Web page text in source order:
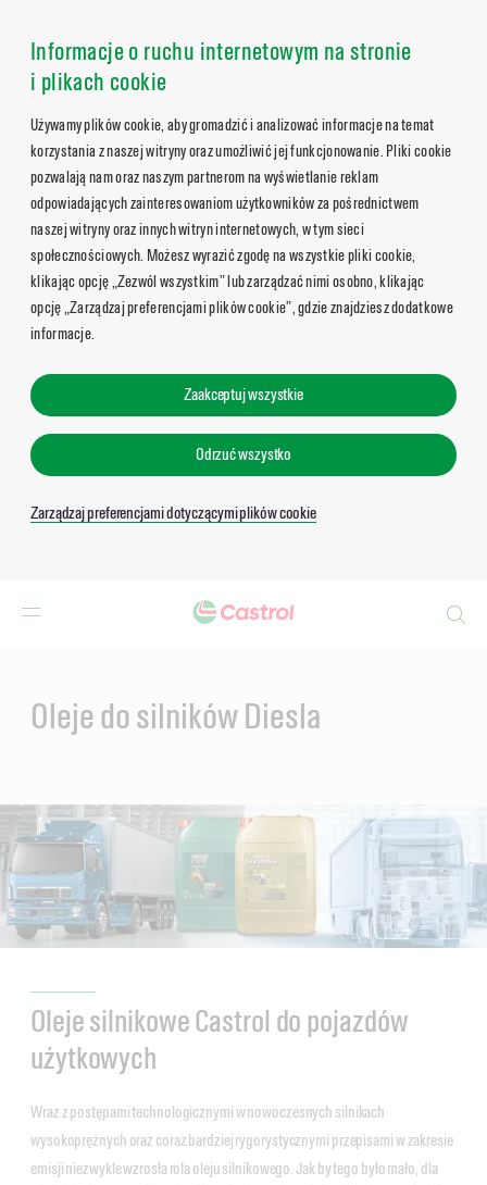
Informacje o ruchu internetowym na stronie
i plikach cookie
Używamy plików cookie, aby gromadzić i analizować informacje na temat
korzystania z naszej witryny oraz umożliwić jej funkcjonowanie. Pliki cookie
pozwalają nam oraz naszym partnerom na wyświetlanie reklam
odpowiadających zainteresowaniom użytkowników za pośrednictwem
naszej witryny oraz innych witryn internetowych, w tym sieci
społecznościowych. Możesz wyrazić zgodę na wszystkie pliki cookie,
klikając opcję „Zezwól wszystkim” lub zarządzać nimi osobno, klikając
opcję „Zarządzaj preferencjami plików cookie”, gdzie znajdziesz dodatkowe
informacje.
Zaakceptuj wszystkie
Odrzuć wszystko
Zarządzaj preferencjami dotyczącymi plików cookie
Oleje do silników Diesla
Oleje silnikowe Castrol do pojazdów
użytkowych
Wraz z postępami technologicznymi w nowoczesnych silnikach
wysokoprężnych oraz coraz bardziej rygorystycznymi przepisami w zakresie
emisji niezwykle wzrosła rola oleju silnikowego. Jak by tego było mało, dla